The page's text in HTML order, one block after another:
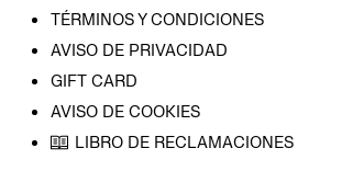
TÉRMINOS Y CONDICIONES
AVISO DE PRIVACIDAD
GIFT CARD
AVISO DE COOKIES
LIBRO DE RECLAMACIONES